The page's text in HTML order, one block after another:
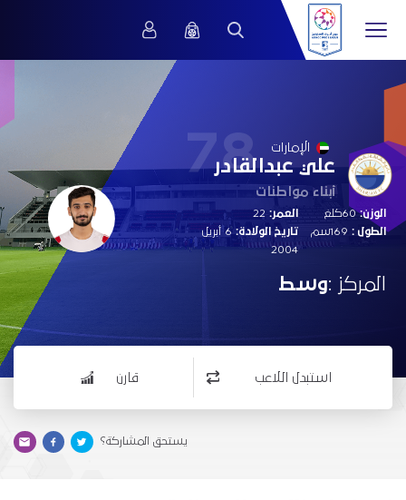
78 الإمارات
علي عبدالقادر
أبناء مواطنات
الوزن:60كلغ
الطول :
العمر:
تاريخ الولادة:
6 أبريل
2004
المركز :وسط
استبدل اللاعب قارن
يستحق المشاركة؟